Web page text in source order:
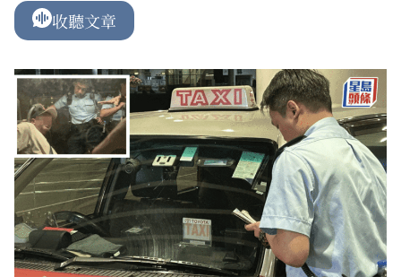
收聽文章